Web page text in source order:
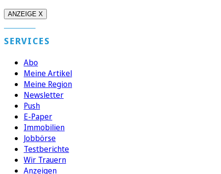
ANZEIGE X
SERVICES
Abo
Meine Artikel
Meine Region
Newsletter
Push
E-Paper
Immobilien
Jobbörse
Testberichte
Wir Trauern
Anzeigen